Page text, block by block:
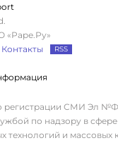
«Раре.Ру»
Контакты RSS
регистрации СМИ Эл
по надзору в сфере
технологий и массовых